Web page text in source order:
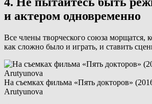
и актером одновременно
Все члены творческого союза морщатся,
как сложно было и играть, и ставить
На съемках фильма «Пять докторов»
Arutyunova